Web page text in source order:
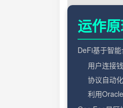
运作
DeFi基于智
用户连接
协议自动
利用